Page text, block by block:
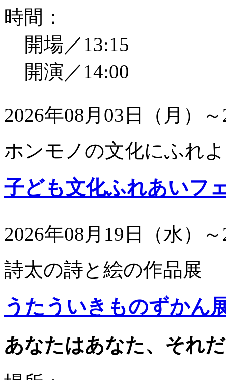
時間：
開場／13:15
開演／14:00
2026年08月03日（月）
ホンモノの文化にふれ
子ども文化ふれあいフ
2026年08月19日（水）
詩太の詩と絵の作品展
うたういきものずかん
あなたはあなた、それ